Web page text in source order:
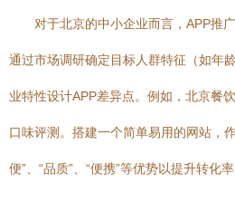
对于北京的中小企业而言，APP推
通过市场调研确定目标人群特征（如年
业特性设计APP差异点。例如，北京餐
口味评测。搭建一个简单易用的网站，
便”、“品质”、“便携”等优势以提升转化率